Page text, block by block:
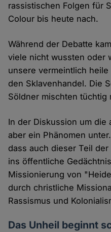
rassistischen Folgen für
Colour bis heute nach.
Während der Debatte
viele nicht wussten oder
unsere vermeintlich
den Sklavenhandel. Die
Söldner mischten tüchtig
In der Diskussion um die
aber ein Phänomen
dass auch dieser Teil
ins öffentliche
Missionierung von
durch christliche
Rassismus und
Das Unheil beginnt